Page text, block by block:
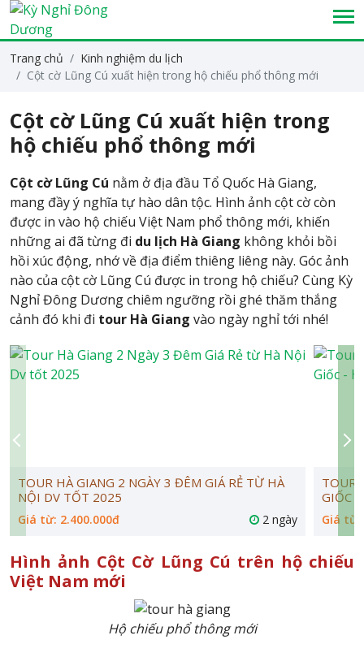
Trang chủ
Kinh nghiệm du lịch
Cột cờ Lũng Cú xuất hiện trong hộ chiếu phổ thông mới
Cột cờ Lũng Cú xuất hiện trong
hộ chiếu phổ thông mới
Cột cờ Lũng Cú nằm ở địa đầu Tổ Quốc Hà Giang,
mang đầy ý nghĩa tự hào dân tộc. Hình ảnh cột cờ còn
được in vào hộ chiếu Việt Nam phổ thông mới, khiến
những ai đã từng đi du lịch Hà Giang không khỏi bồi
hồi xúc động, nhớ về địa điểm thiêng liêng này. Góc ảnh
nào của cột cờ Lũng Cú được in trong hộ chiếu? Cùng Kỳ
Nghỉ Đông Dương chiêm ngưỡng rồi ghé thăm thắng
cảnh đó khi đi tour Hà Giang vào ngày nghỉ tới nhé!
TOUR HÀ GIANG 2 NGÀY 3 ĐÊM GIÁ RẺ TỪ HÀ
NỘI DV TỐT 2025
Giá từ: 2.400.000đ 2 ngày
TOUR
GIỐC -
Giá từ:
Hình ảnh Cột Cờ Lũng Cú trên hộ chiếu
Việt Nam mới
Hộ chiếu phổ thông mới